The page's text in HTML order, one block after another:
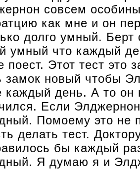
совсем
как мне и он
долго умный.
умный что каждый
поест. Этот тест это
замок новый чтобы
каждый день. А то он
Если
Помоему это не
делать тест.
бы каждый
Я думаю я и